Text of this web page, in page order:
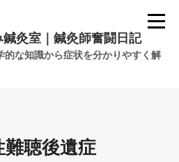
灸室｜鍼灸師奮闘日記
的な知識から症状を分かりやすく解
難聴後遺症